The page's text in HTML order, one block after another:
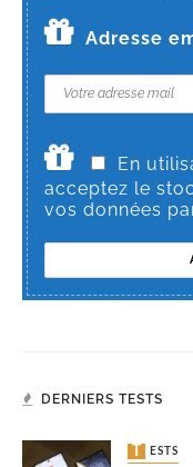
Adresse
En
acceptez le
vos données
DERNIERS TESTS
TESTS